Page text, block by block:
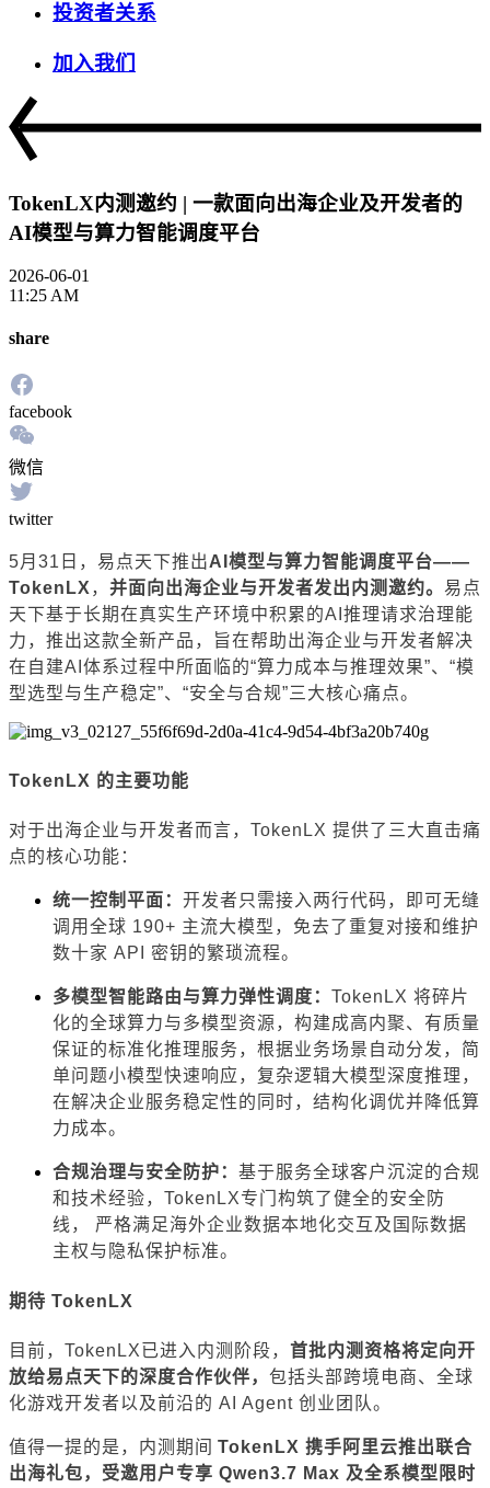
投资者关系
加入我们
TokenLX内测邀约 | 一款面向出海企业及开发者的
AI模型与算力智能调度平台
2026-06-01
11:25 AM
share
facebook
微信
twitter
5月31日，易点天下推出AI模型与算力智能调度平台——
TokenLX， 并面向出海企业与开发者发出内测邀约。 易点
天下基于长期在真实生产环境中积累的AI推理请求治理能
力，推出这款全新产品，旨在帮助出海企业与开发者解决
在自建AI体系过程中所面临的“算力成本与推理效果”、“模
型选型与生产稳定”、“安全与合规”三大核心痛点。
TokenLX 的主要功能
对于出海企业与开发者而言，TokenLX 提供了三大直击痛
点的核心功能：
统一控制平面： 开发者只需接入两行代码，即可无缝
调用全球 190+ 主流大模型，免去了重复对接和维护
数十家 API 密钥的繁琐流程。
多模型智能路由与算力弹性调度： TokenLX 将碎片
化的全球算力与多模型资源，构建成高内聚、有质量
保证的标准化推理服务，根据业务场景自动分发，简
单问题小模型快速响应，复杂逻辑大模型深度推理，
在解决企业服务稳定性的同时，结构化调优并降低算
力成本。
合规治理与安全防护： 基于服务全球客户沉淀的合规
和技术经验，TokenLX专门构筑了健全的安全防
线， 严格满足海外企业数据本地化交互及国际数据
主权与隐私保护标准。
期待 TokenLX
目前，TokenLX已进入内测阶段， 首批内测资格将定向开
放给易点天下的深度合作伙伴， 包括头部跨境电商、全球
化游戏开发者以及前沿的 AI Agent 创业团队。
值得一提的是，内测期间 TokenLX 携手阿里云推出联合
出海礼包，受邀用户专享 Qwen3.7 Max 及全系模型限时